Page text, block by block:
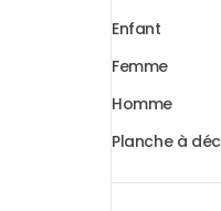
Enfant
Femme
Homme
Planche à